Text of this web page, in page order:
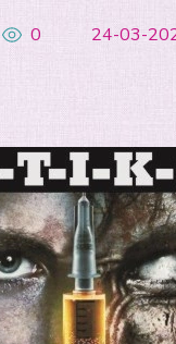
0 24-03-